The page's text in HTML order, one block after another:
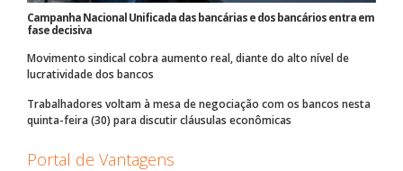
Campanha Nacional Unificada das bancárias e dos bancários entra em
fase decisiva
Movimento sindical cobra aumento real, diante do alto nível de
lucratividade dos bancos
Trabalhadores voltam à mesa de negociação com os bancos nesta
quinta-feira (30) para discutir cláusulas econômicas
Portal de Vantagens